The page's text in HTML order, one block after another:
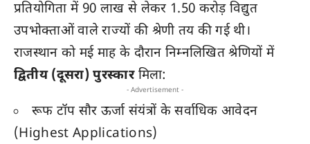
प्रतियोगिता में 90 लाख से लेकर 1.50 करोड़ विद्युत
उपभोक्ताओं वाले राज्यों की श्रेणी तय की गई थी।
राजस्थान को मई माह के दौरान निम्नलिखित श्रेणियों में
द्वितीय (दूसरा) पुरस्कारमिला:
- Advertisement -
रूफ टॉप सौर ऊर्जा संयंत्रों के सर्वाधिक आवेदन
(Highest Applications)